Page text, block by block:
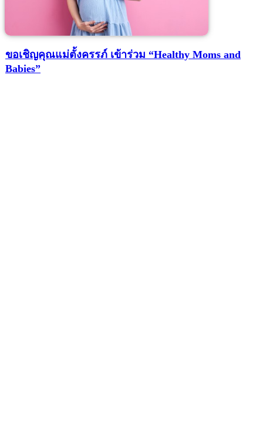
ขอเชิญคุณแม่ตั้งครรภ์ เข้าร่วม “Healthy Moms and
Babies”